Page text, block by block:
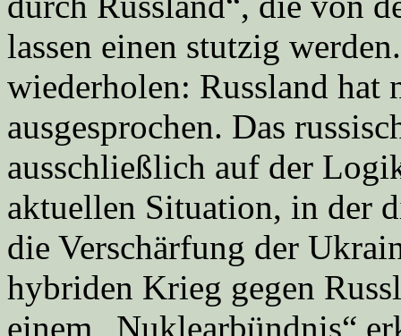
lassen einen stutzig
wiederholen: Russland hat
ausgesprochen. Das
ausschließlich auf der
aktuellen Situation, in der
die Verschärfung der
hybriden Krieg gegen
einem „Nuklearbündnis“